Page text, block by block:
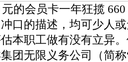
的会员卡一年狂揽
口的描述，均可少人
本职工做有没有立异
团无限义务公司（简